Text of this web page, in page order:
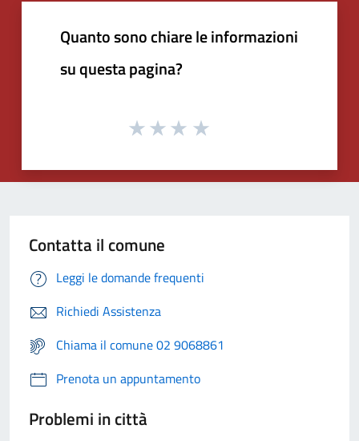
Quanto sono chiare le informazioni
su questa pagina?
Contatta il comune
Leggi le domande frequenti
Richiedi Assistenza
Chiama il comune 02 9068861
Prenota un appuntamento
Problemi in città